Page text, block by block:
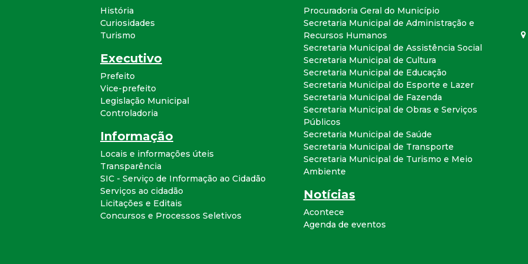
História
Curiosidades
Turismo
Executivo
Prefeito
Vice-prefeito
Legislação Municipal
Controladoria
Informação
Locais e informações úteis
Transparência
SIC - Serviço de Informação ao Cidadão
Serviços ao cidadão
Licitações e Editais
Concursos e Processos Seletivos
Procuradoria Geral do Município
Secretaria Municipal de Administração e
Recursos Humanos
Secretaria Municipal de Assistência Social
Secretaria Municipal de Cultura
Secretaria Municipal de Educação
Secretaria Municipal do Esporte e Lazer
Secretaria Municipal de Fazenda
Secretaria Municipal de Obras e Serviços
Públicos
Secretaria Municipal de Saúde
Secretaria Municipal de Transporte
Secretaria Municipal de Turismo e Meio
Ambiente
Notícias
Acontece
Agenda de eventos